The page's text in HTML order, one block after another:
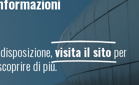
visita il sitoper
di più.